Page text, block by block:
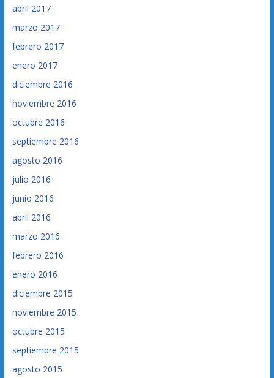
abril 2017
marzo 2017
febrero 2017
enero 2017
diciembre 2016
noviembre 2016
octubre 2016
septiembre 2016
agosto 2016
julio 2016
junio 2016
abril 2016
marzo 2016
febrero 2016
enero 2016
diciembre 2015
noviembre 2015
octubre 2015
septiembre 2015
agosto 2015